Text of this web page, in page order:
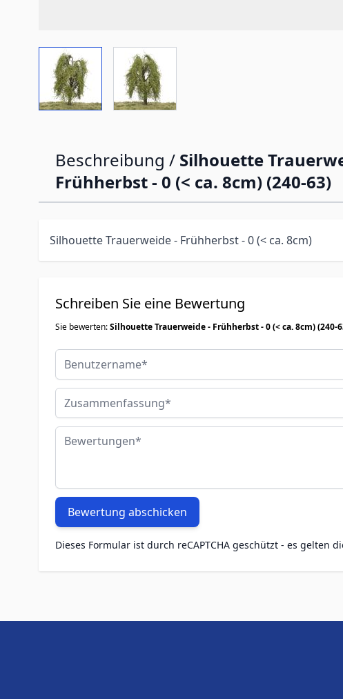
View larger imageView larger image
Beschreibung / Silhouette
Frühherbst - 0 (< ca. 8cm) (240-63)
Silhouette Trauerweide - Frühherbst - 0 (< ca. 8cm)
Schreiben Sie eine Bewertung
Sie bewerten:Silhouette Trauerweide - Frühherbst - 0 (< ca. 8cm) (240-
Benutzername
Zusammenfassung
Bewertungen
Bewertung abschicken
Dieses Formular ist durch reCAPTCHA geschützt - es gelten